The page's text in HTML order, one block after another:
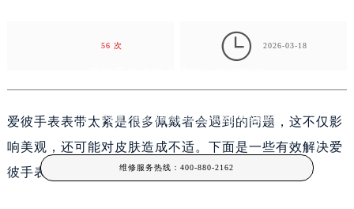
适。下面是一些有效解决爱彼手表表带过紧问题的
维修服务热线：400-880-2162
56 次  2026-03-18
爱彼手表表带太紧是很多佩戴者会遇到的问题，这不仅影
响美观，还可能对皮肤造成不适。下面是一些有效解决爱
彼手表表带过紧问题的技巧。